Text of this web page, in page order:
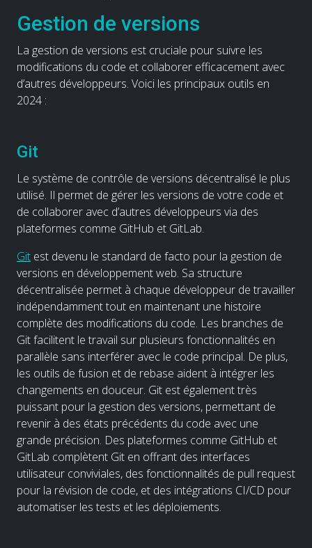
Gestion de versions
La gestion de versions est cruciale pour suivre les
modifications du code et collaborer efficacement avec
d’autres développeurs. Voici les principaux outils en
2024 :
Git
Le système de contrôle de versions décentralisé le plus
utilisé. Il permet de gérer les versions de votre code et
de collaborer avec d’autres développeurs via des
plateformes comme GitHub et GitLab.
Git est devenu le standard de facto pour la gestion de
versions en développement web. Sa structure
décentralisée permet à chaque développeur de travailler
indépendamment tout en maintenant une histoire
complète des modifications du code. Les branches de
Git facilitent le travail sur plusieurs fonctionnalités en
parallèle sans interférer avec le code principal. De plus,
les outils de fusion et de rebase aident à intégrer les
changements en douceur. Git est également très
puissant pour la gestion des versions, permettant de
revenir à des états précédents du code avec une
grande précision. Des plateformes comme GitHub et
GitLab complètent Git en offrant des interfaces
utilisateur conviviales, des fonctionnalités de pull request
pour la révision de code, et des intégrations CI/CD pour
automatiser les tests et les déploiements.